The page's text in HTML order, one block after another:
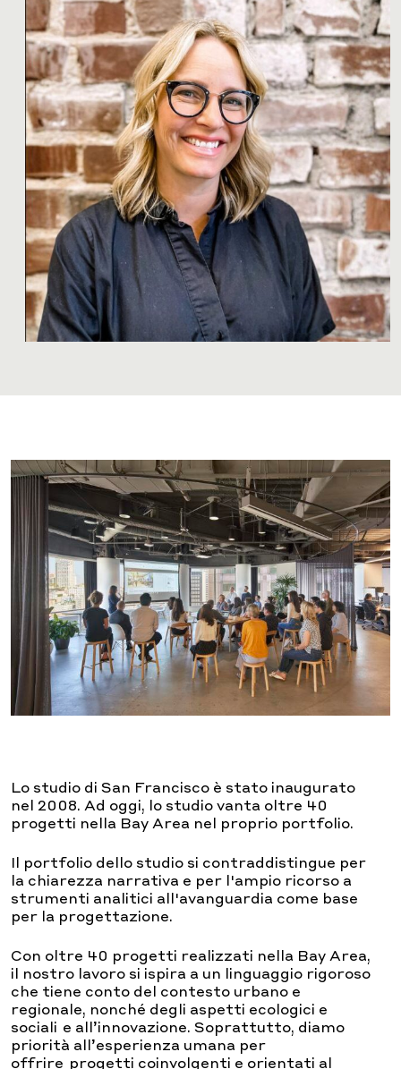
Lo studio di San Francisco è stato inaugurato
nel 2008. Ad oggi, lo studio vanta oltre 40
progetti nella Bay Area nel proprio portfolio.
Il portfolio dello studio si contraddistingue per
la chiarezza narrativa e per l'ampio ricorso a
strumenti analitici all'avanguardia come base
per la progettazione.
Con oltre 40 progetti realizzati nella Bay Area,
il nostro lavoro si ispira a un linguaggio rigoroso
che tiene conto del contesto urbano e
regionale, nonché degli aspetti ecologici e
sociali e all’innovazione. Soprattutto, diamo
priorità all’esperienza umana per
offrire progetti coinvolgenti e orientati al